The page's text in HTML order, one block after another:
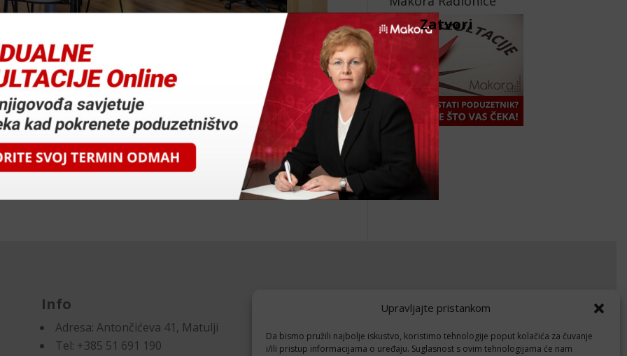
Upravljajte pristankom
Da bismo pružili najbolje iskustvo, koristimo tehnologije poput kolačića za čuvanje
i/ili pristup informacijama o uređaju. Suglasnost s ovim tehnologijama će nam
računovođu
na radno mjesto samostalnog računovođe, pa pozivam sve
i sposobnostima primjerenim radu u računovodstvenom
Info
Adresa: Antončićeva 41, Matulji
Tel: +385 51 691 190
Dokumenti
Pravila privatnosti
Politika kolačića (EU)
Zatvori